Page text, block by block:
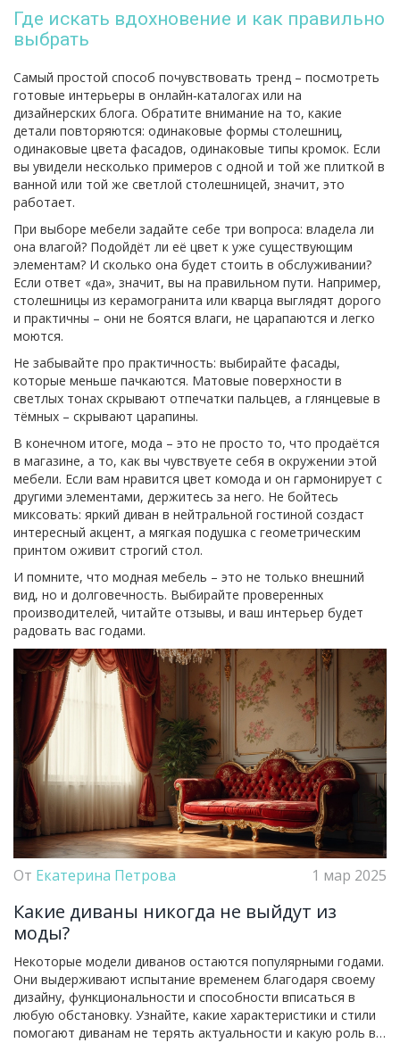
Где искать вдохновение и как правильно
выбрать
Самый простой способ почувствовать тренд – посмотреть
готовые интерьеры в онлайн‑каталогах или на
дизайнерских блога. Обратите внимание на то, какие
детали повторяются: одинаковые формы столешниц,
одинаковые цвета фасадов, одинаковые типы кромок. Если
вы увидели несколько примеров с одной и той же плиткой в
ванной или той же светлой столешницей, значит, это
работает.
При выборе мебели задайте себе три вопроса: владела ли
она влагой? Подойдёт ли её цвет к уже существующим
элементам? И сколько она будет стоить в обслуживании?
Если ответ «да», значит, вы на правильном пути. Например,
столешницы из керамогранита или кварца выглядят дорого
и практичны – они не боятся влаги, не царапаются и легко
моются.
Не забывайте про практичность: выбирайте фасады,
которые меньше пачкаются. Матовые поверхности в
светлых тонах скрывают отпечатки пальцев, а глянцевые в
тёмных – скрывают царапины.
В конечном итоге, мода – это не просто то, что продаётся
в магазине, а то, как вы чувствуете себя в окружении этой
мебели. Если вам нравится цвет комода и он гармонирует с
другими элементами, держитесь за него. Не бойтесь
миксовать: яркий диван в нейтральной гостиной создаст
интересный акцент, а мягкая подушка с геометрическим
принтом оживит строгий стол.
И помните, что модная мебель – это не только внешний
вид, но и долговечность. Выбирайте проверенных
производителей, читайте отзывы, и ваш интерьер будет
радовать вас годами.
От Екатерина Петрова 1 мар 2025
Какие диваны никогда не выйдут из
моды?
Некоторые модели диванов остаются популярными годами.
Они выдерживают испытание временем благодаря своему
дизайну, функциональности и способности вписаться в
любую обстановку. Узнайте, какие характеристики и стили
помогают диванам не терять актуальности и какую роль в